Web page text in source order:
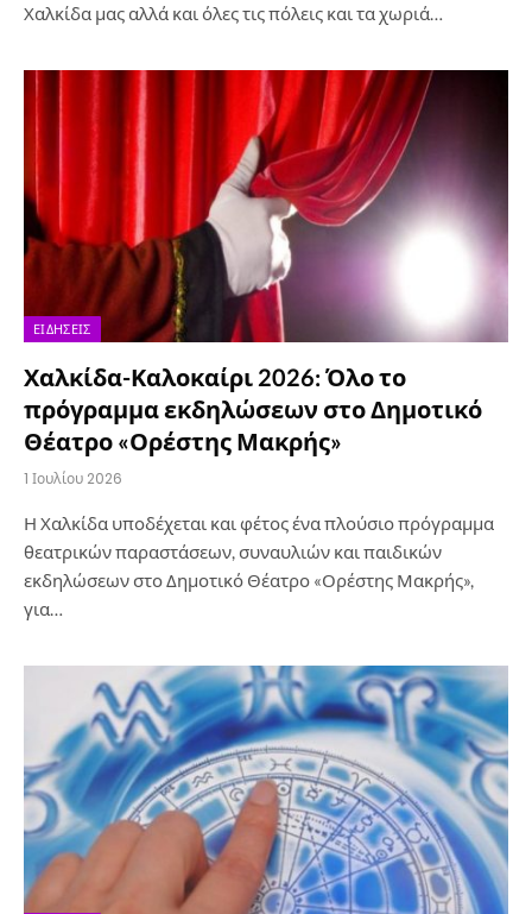
Χαλκίδα μας αλλά και όλες τις πόλεις και τα χωριά…
ΕΙΔΉΣΕΙΣ
Χαλκίδα-Καλοκαίρι 2026: Όλο το
πρόγραμμα εκδηλώσεων στο Δημοτικό
Θέατρο «Ορέστης Μακρής»
1 Ιουλίου 2026
Η Χαλκίδα υποδέχεται και φέτος ένα πλούσιο πρόγραμμα
θεατρικών παραστάσεων, συναυλιών και παιδικών
εκδηλώσεων στο Δημοτικό Θέατρο «Ορέστης Μακρής»,
για…